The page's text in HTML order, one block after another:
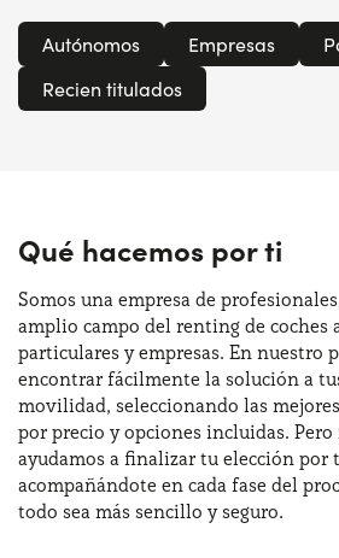
Autónomos Empresas
Recien titulados
Qué hacemos por ti
Somos una empresa de
amplio campo del renting de coches
particulares y empresas. En nuestro
encontrar fácilmente la solución a
movilidad, seleccionando las
por precio y opciones incluidas.
ayudamos a finalizar tu elección por
acompañándote en cada fase del
todo sea más sencillo y seguro.